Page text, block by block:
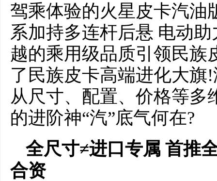
驾乘体验的火星皮卡汽油
系加持多连杆后悬 电动
越的乘用级品质引领民族
了民族皮卡高端进化大旗
从尺寸、配置、价格等多
的进阶神“汽”底气何在?
全尺寸≠进口专属 首推
合资